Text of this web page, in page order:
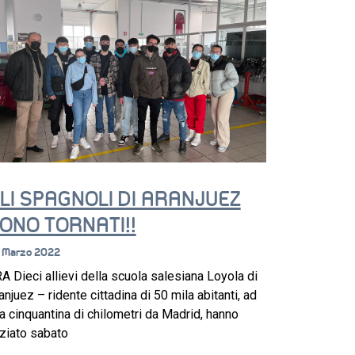
SPAGNOLI DI ARANJUEZ
TORNATI!!
2022
Dieci allievi della scuola salesiana Loyola di
– ridente cittadina di 50 mila abitanti, ad
cinquantina di chilometri da Madrid, hanno
sabato